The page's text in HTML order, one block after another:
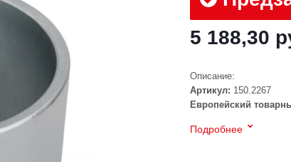
5 188,30
Описание:
Артикул: 150.2267
Европейский
Подробнее